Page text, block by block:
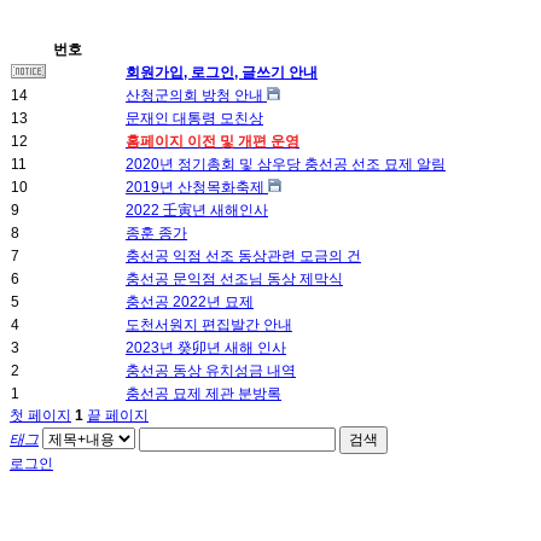
번호
회원가입, 로그인, 글쓰기 안내
14
산청군의회 방청 안내
13
문재인 대통령 모친상
12
홈페이지 이전 및 개편 운영
11
2020년 정기총회 및 삼우당 충선공 선조 묘제 알림
10
2019년 산청목화축제
9
2022 壬寅년 새해인사
8
종훈 종가
7
충선공 익점 선조 동상관련 모금의 건
6
충선공 문익점 선조님 동상 제막식
5
충선공 2022년 묘제
4
도천서원지 편집발간 안내
3
2023년 癸卯년 새해 인사
2
충선공 동상 유치성금 내역
1
충선공 묘제 제관 분방록
첫 페이지 1 끝 페이지
태그
검색
로그인